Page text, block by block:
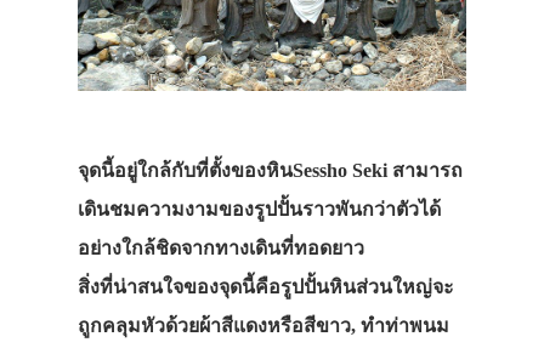
จุดนี้อยู่ใกล้กับที่ตั้งของหินSessho Seki สามารถ
เดินชมความงามของรูปปั้นราวพันกว่าตัวได้
อย่างใกล้ชิดจากทางเดินที่ทอดยาว
สิ่งที่น่าสนใจของจุดนี้คือรูปปั้นหินส่วนใหญ่จะ
ถูกคลุมหัวด้วยผ้าสีแดงหรือสีขาว, ทำท่าพนม